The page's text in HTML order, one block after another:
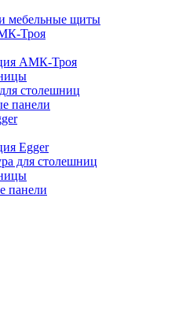
мебельные щиты
Троя
АМК-Троя
столешниц
панели
Egger
для столешниц
панели